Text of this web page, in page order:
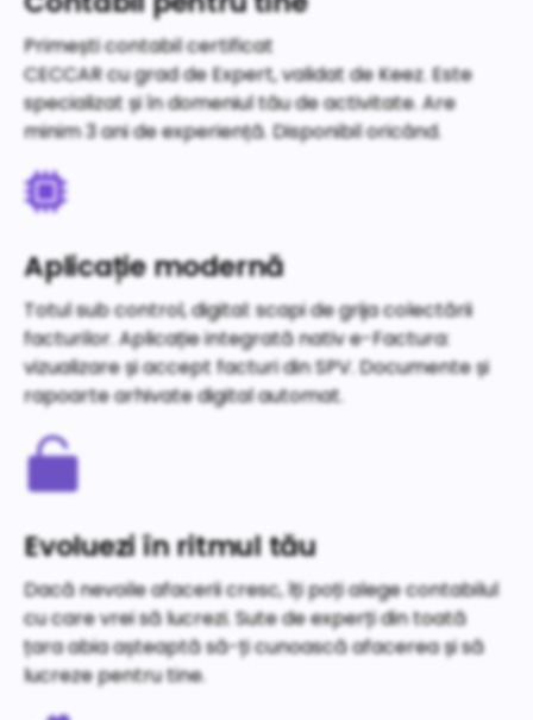
Primești contabil certificat
CECCAR cu grad de Expert, validat de Keez. Este
specializat și în domeniul tău de activitate. Are
minim 3 ani de experiență. Disponibil oricând.
Aplicație modernă
Totul sub control, digital: scapi de grija colectării
facturilor. Aplicație integrată nativ e-Factura:
vizualizare și accept facturi din SPV. Documente și
rapoarte arhivate digital automat.
Evoluezi în ritmul tău
Dacă nevoile afacerii cresc, îți poți alege contabilul
cu care vrei să lucrezi. Sute de experți din toată
țara abia așteaptă să-ți cunoască afacerea și să
lucreze pentru tine.